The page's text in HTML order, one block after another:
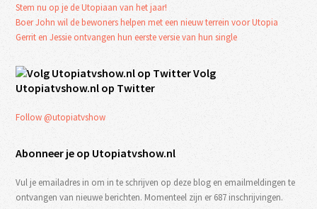
Stem nu op je de Utopiaan van het jaar!
Boer John wil de bewoners helpen met een nieuw terrein voor Utopia
Gerrit en Jessie ontvangen hun eerste versie van hun single
Volg
Utopiatvshow.nl op Twitter
Follow @utopiatvshow
Abonneer je op Utopiatvshow.nl
Vul je emailadres in om in te schrijven op deze blog en emailmeldingen te
ontvangen van nieuwe berichten. Momenteel zijn er 687 inschrijvingen.